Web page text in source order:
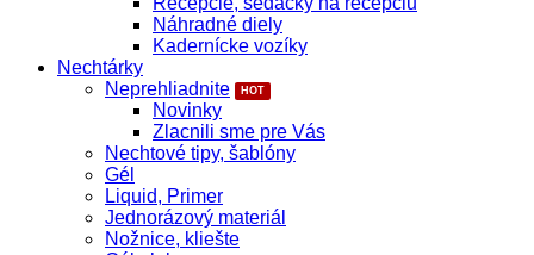
Náhradné diely
Kadernícke vozíky
Nechtárky
Neprehliadnite
Novinky
Zlacnili sme pre Vás
Nechtové tipy, šablóny
Gél
Liquid, Primer
Jednorázový materiál
Nožnice, kliešte